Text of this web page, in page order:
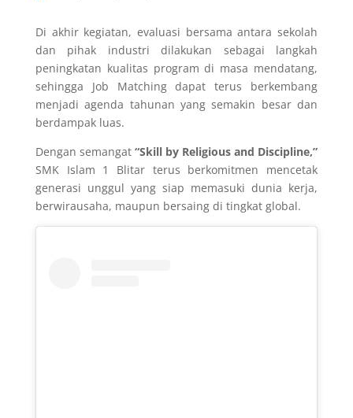
Di akhir kegiatan, evaluasi bersama antara sekolah
dan pihak industri dilakukan sebagai langkah
peningkatan kualitas program di masa mendatang,
sehingga Job Matching dapat terus berkembang
menjadi agenda tahunan yang semakin besar dan
berdampak luas.
Dengan semangat “Skill by Religious and Discipline,”
SMK Islam 1 Blitar terus berkomitmen mencetak
generasi unggul yang siap memasuki dunia kerja,
berwirausaha, maupun bersaing di tingkat global.